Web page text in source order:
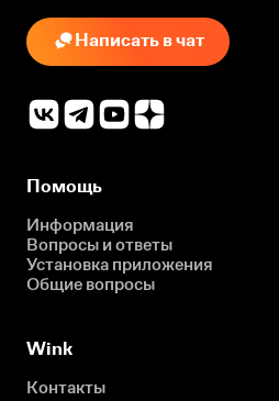
Написать в чат
Помощь
Информация
Вопросы и ответы
Установка приложения
Общие вопросы
Wink
Контакты